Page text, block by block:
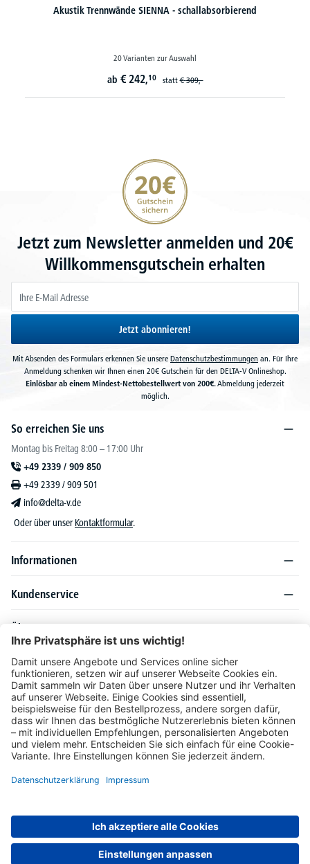
Akustik Trennwände SIENNA - schallabsorbierend
20 Varianten zur Auswahl
ab € 242,10 statt€ 309,-
20€ Gutschein sichern
Jetzt zum Newsletter anmelden und 20€
Willkommensgutschein erhalten
Jetzt abonnieren!
Mit Absenden des Formulars erkennen Sie unsere Datenschutzbestimmungen an. Für Ihre
Anmeldung schenken wir Ihnen einen 20€ Gutschein für den DELTA-V Onlineshop.
Einlösbar ab einem Mindest-Nettobestellwert von 200€.Abmeldung jederzeit
möglich.
So erreichen Sie uns
Montag bis Freitag 8:00 – 17:00 Uhr
+49 2339 / 909 850
+49 2339 / 909 501
info@delta-v.de
Oder über unser Kontaktformular.
Informationen
Kundenservice
Über DELTA-V
Produktsortiment
Ratgeber
Folgen Sie uns auch auf
Unser Angebot richtet sich ausschließlich an Industrie, Handel, Gewerbe und
europäische Ausland gelten Sonderkonditionen, die auf Anfrage mitgeteilt werden.
* Alle Preise verstehen sich zzgl. gesetzlicher MwSt.